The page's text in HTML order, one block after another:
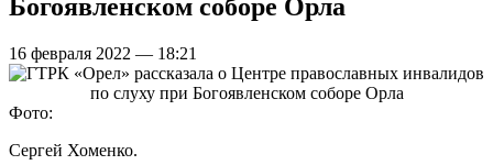
Богоявленском соборе Орла
16 февраля 2022 — 18:21
Фото:
Сергей Хоменко.